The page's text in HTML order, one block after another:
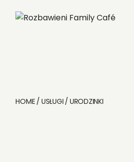
HOME USŁUGI URODZINKI